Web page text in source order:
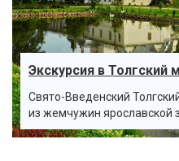
Экскурсия в Толгский
Свято-Введенский
из жемчужин ярославской